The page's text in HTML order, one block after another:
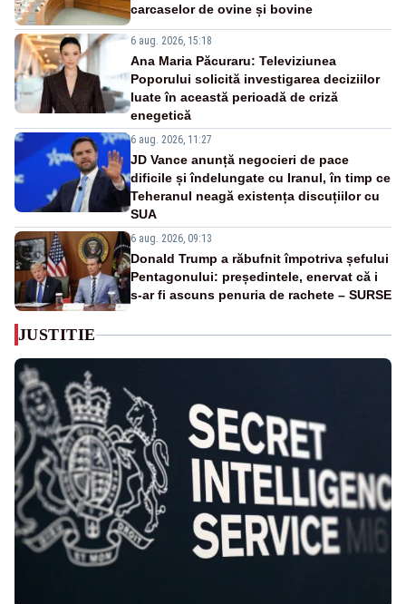
carcaselor de ovine și bovine
6 aug. 2026, 15:18
Ana Maria Păcuraru: Televiziunea
Poporului solicită investigarea deciziilor
luate în această perioadă de criză
enegetică
6 aug. 2026, 11:27
JD Vance anunță negocieri de pace
dificile și îndelungate cu Iranul, în timp ce
Teheranul neagă existența discuțiilor cu
SUA
6 aug. 2026, 09:13
Donald Trump a răbufnit împotriva șefului
Pentagonului: președintele, enervat că i
s-ar fi ascuns penuria de rachete – SURSE
JUSTITIE